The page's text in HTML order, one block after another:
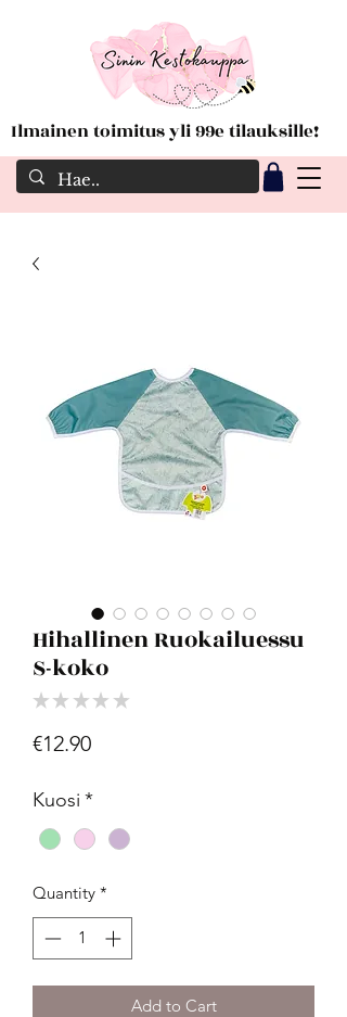
Ilmainen toimitus yli 99e tilauksille!
Hihallinen Ruokailuessu
S-koko
★ ★ ★ ★ ★
€12.90Price
Kuosi *
Quantity *
Add to Cart